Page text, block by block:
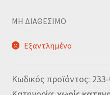
MΗ ΔΙΑΘΕΣΙΜΟ
Εξαντλημένο
Κωδικός προϊόντος: